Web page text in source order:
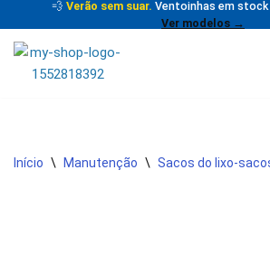
💨 Verão sem suar. Ventoinhas em stock
Ver modelos →
Avançar
Início \ Manutenção \ Sacos do lixo-